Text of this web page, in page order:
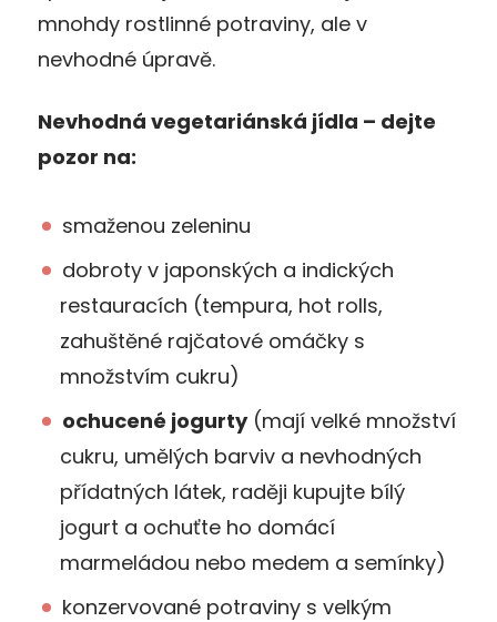
mnohdy rostlinné potraviny, ale v
nevhodné úpravě.
Nevhodná vegetariánská jídla – dejte
pozor na:
smaženou zeleninu
dobroty v japonských a indických
restauracích (tempura, hot rolls,
zahuštěné rajčatové omáčky s
množstvím cukru)
ochucené jogurty(mají velké množství
cukru, umělých barviv a nevhodných
přídatných látek, raději kupujte bílý
jogurt a ochuťte ho domácí
marmeládou nebo medem a semínky)
konzervované potraviny s velkým